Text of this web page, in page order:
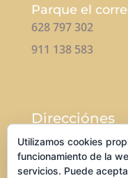
Parque el
628 797 302
911 138 583
Direcciónes
Parque El
Local c-2
Utilizamos cookies
funcionamiento de la
servicios. Puede